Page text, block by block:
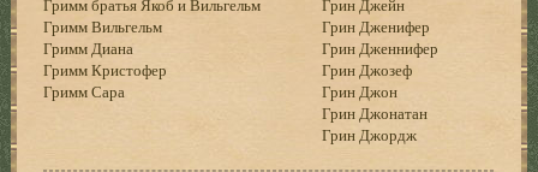
Гримм братья Якоб и Вильгельм
Гримм Вильгельм
Гримм Диана
Гримм Кристофер
Гримм Сара
Грин Джейн
Грин Дженифер
Грин Дженнифер
Грин Джозеф
Грин Джон
Грин Джонатан
Грин Джордж